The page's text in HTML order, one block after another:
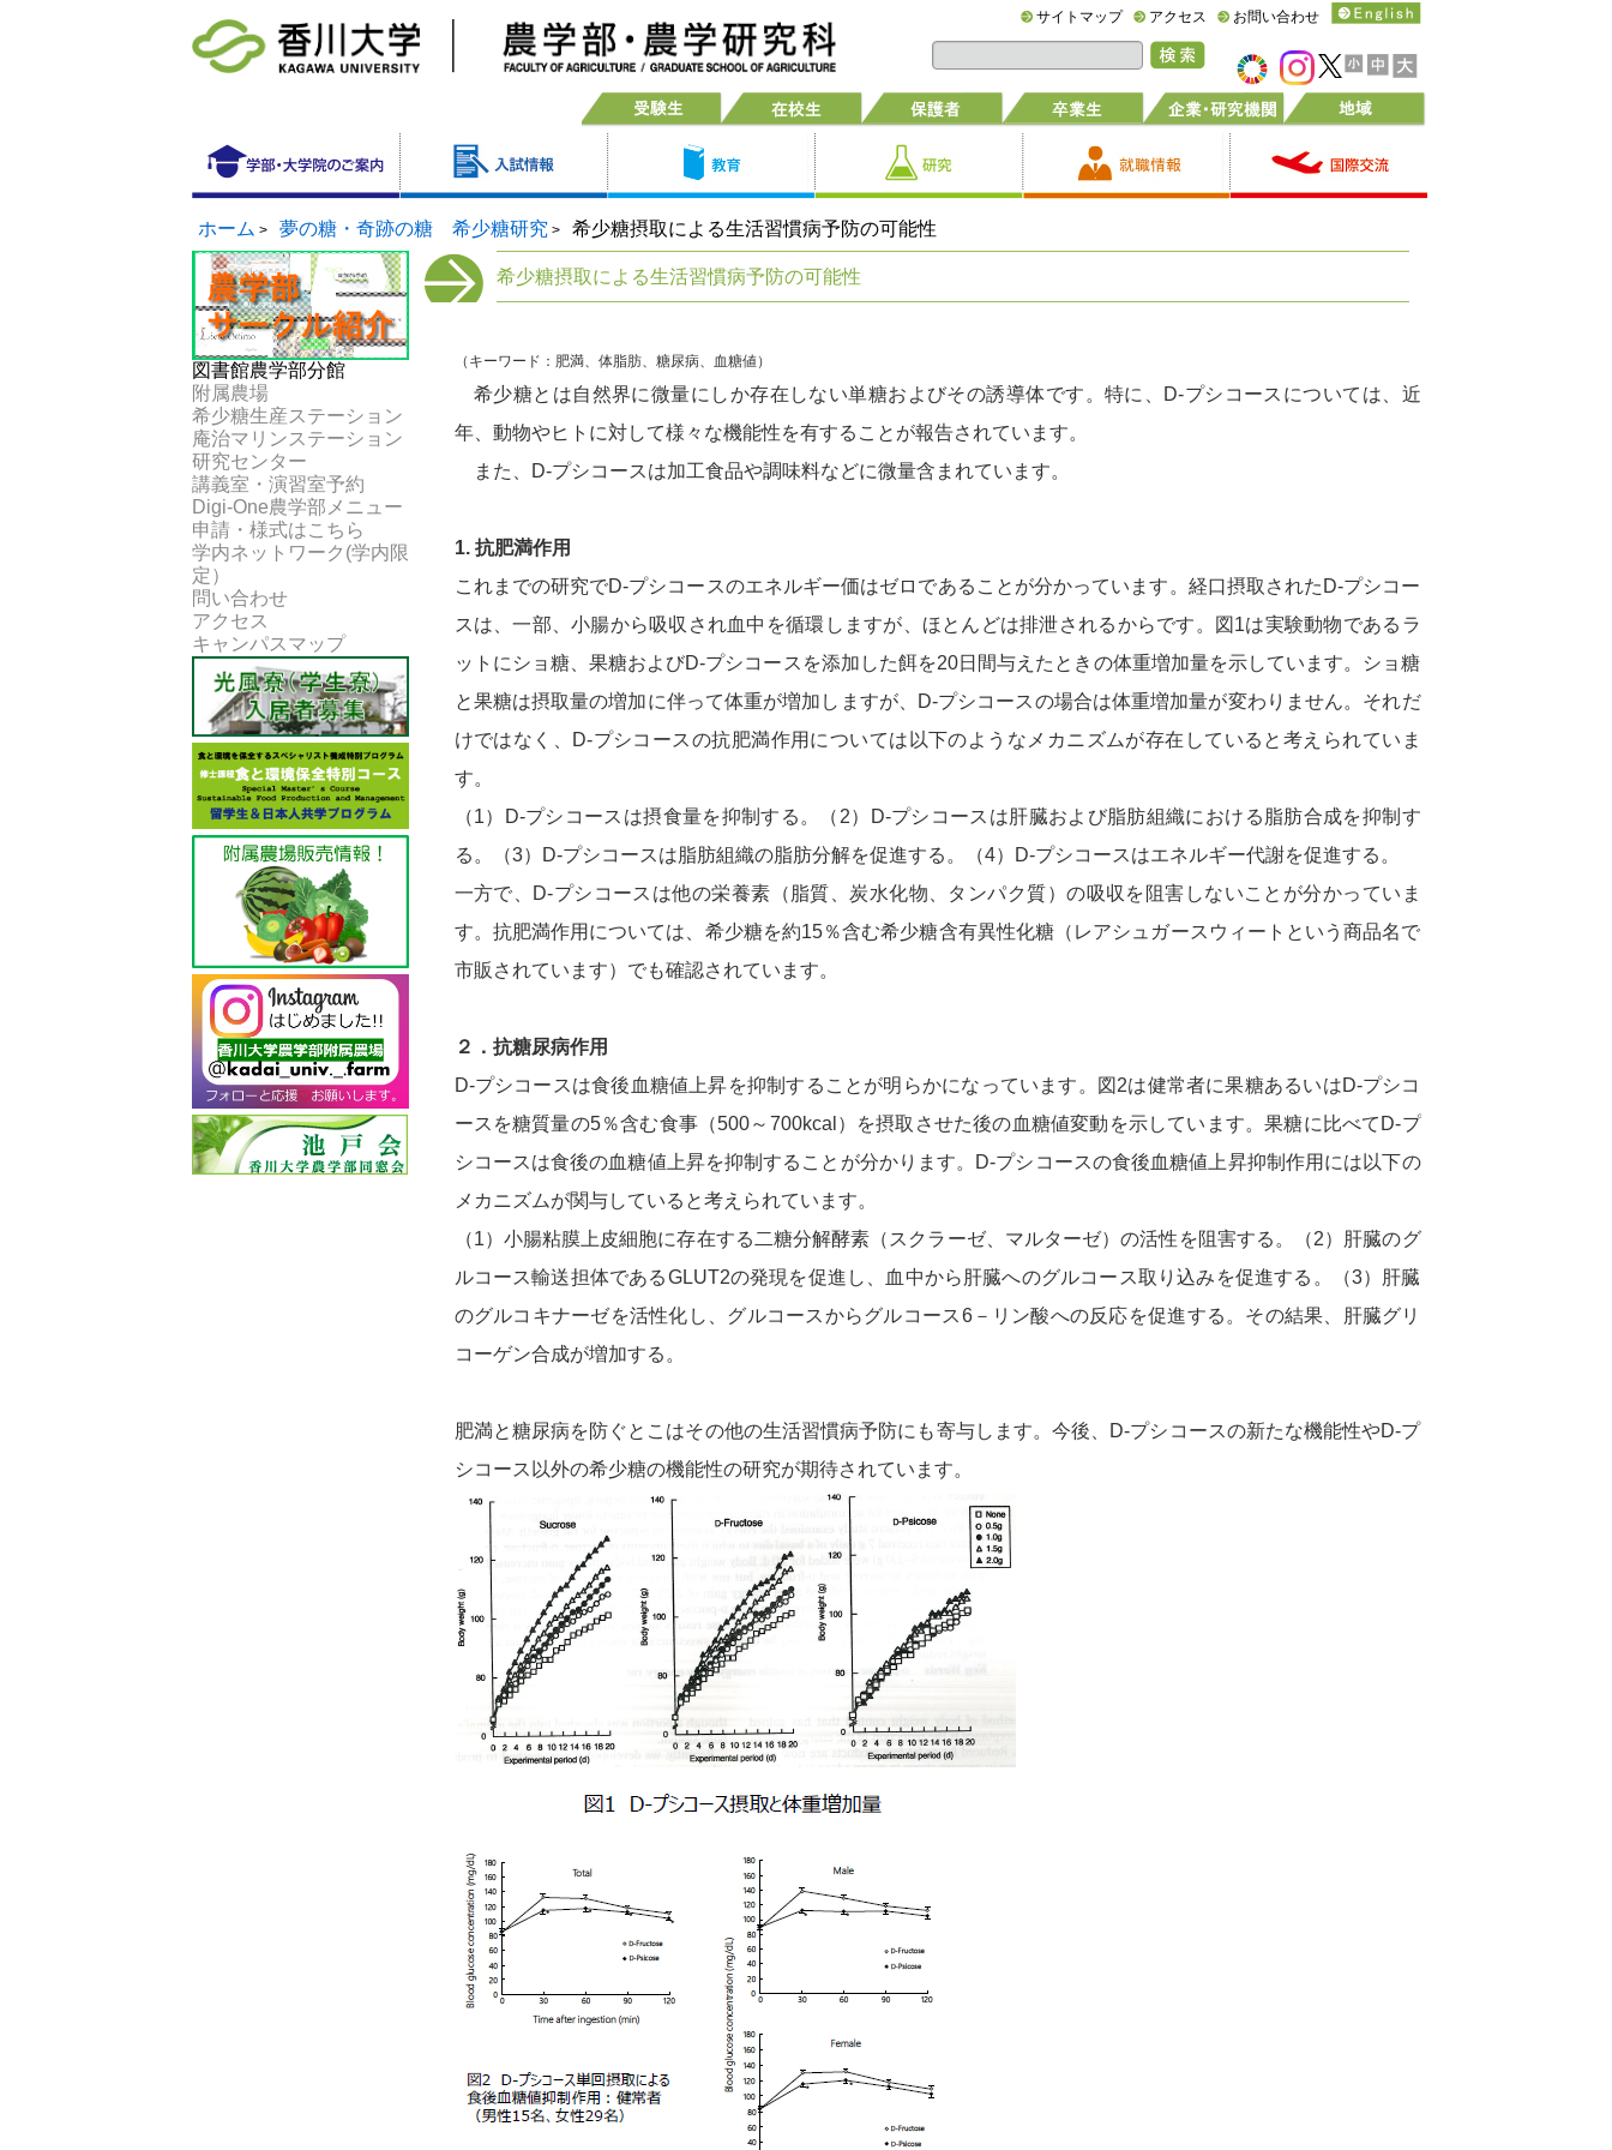
サイトマップ アクセス お問い合わせ
ホーム > 夢の糖・奇跡の糖 希少糖研究> 希少糖摂取による生活習慣病予防の可能性
図書館農学部分館
附属農場
希少糖生産ステーション
庵治マリンステーション
研究センター
講義室・演習室予約
Digi-One農学部メニュー
申請・様式はこちら
学内ネットワーク(学内限
定）
問い合わせ
アクセス
キャンパスマップ
希少糖摂取による生活習慣病予防の可能性
（キーワード：肥満、体脂肪、糖尿病、血糖値）
希少糖とは自然界に微量にしか存在しない単糖およびその誘導体です。特に、D-プシコースについては、近
年、動物やヒトに対して様々な機能性を有することが報告されています。
また、D-プシコースは加工食品や調味料などに微量含まれています。
1. 抗肥満作用
これまでの研究でD-プシコースのエネルギー価はゼロであることが分かっています。経口摂取されたD-プシコー
スは、一部、小腸から吸収され血中を循環しますが、ほとんどは排泄されるからです。図1は実験動物であるラ
ットにショ糖、果糖およびD-プシコースを添加した餌を20日間与えたときの体重増加量を示しています。ショ糖
と果糖は摂取量の増加に伴って体重が増加しますが、D-プシコースの場合は体重増加量が変わりません。それだ
けではなく、D-プシコースの抗肥満作用については以下のようなメカニズムが存在していると考えられていま
す。
（1）D-プシコースは摂食量を抑制する。（2）D-プシコースは肝臓および脂肪組織における脂肪合成を抑制す
る。（3）D-プシコースは脂肪組織の脂肪分解を促進する。（4）D-プシコースはエネルギー代謝を促進する。
一方で、D-プシコースは他の栄養素（脂質、炭水化物、タンパク質）の吸収を阻害しないことが分かっていま
す。抗肥満作用については、希少糖を約15％含む希少糖含有異性化糖（レアシュガースウィートという商品名で
市販されています）でも確認されています。
２．抗糖尿病作用
D-プシコースは食後血糖値上昇を抑制することが明らかになっています。図2は健常者に果糖あるいはD-プシコ
ースを糖質量の5％含む食事（500～700kcal）を摂取させた後の血糖値変動を示しています。果糖に比べてD-プ
シコースは食後の血糖値上昇を抑制することが分かります。D-プシコースの食後血糖値上昇抑制作用には以下の
メカニズムが関与していると考えられています。
（1）小腸粘膜上皮細胞に存在する二糖分解酵素（スクラーゼ、マルターゼ）の活性を阻害する。（2）肝臓のグ
ルコース輸送担体であるGLUT2の発現を促進し、血中から肝臓へのグルコース取り込みを促進する。（3）肝臓
のグルコキナーゼを活性化し、グルコースからグルコース6－リン酸への反応を促進する。その結果、肝臓グリ
コーゲン合成が増加する。
肥満と糖尿病を防ぐとこはその他の生活習慣病予防にも寄与します。今後、D-プシコースの新たな機能性やD-プ
シコース以外の希少糖の機能性の研究が期待されています。